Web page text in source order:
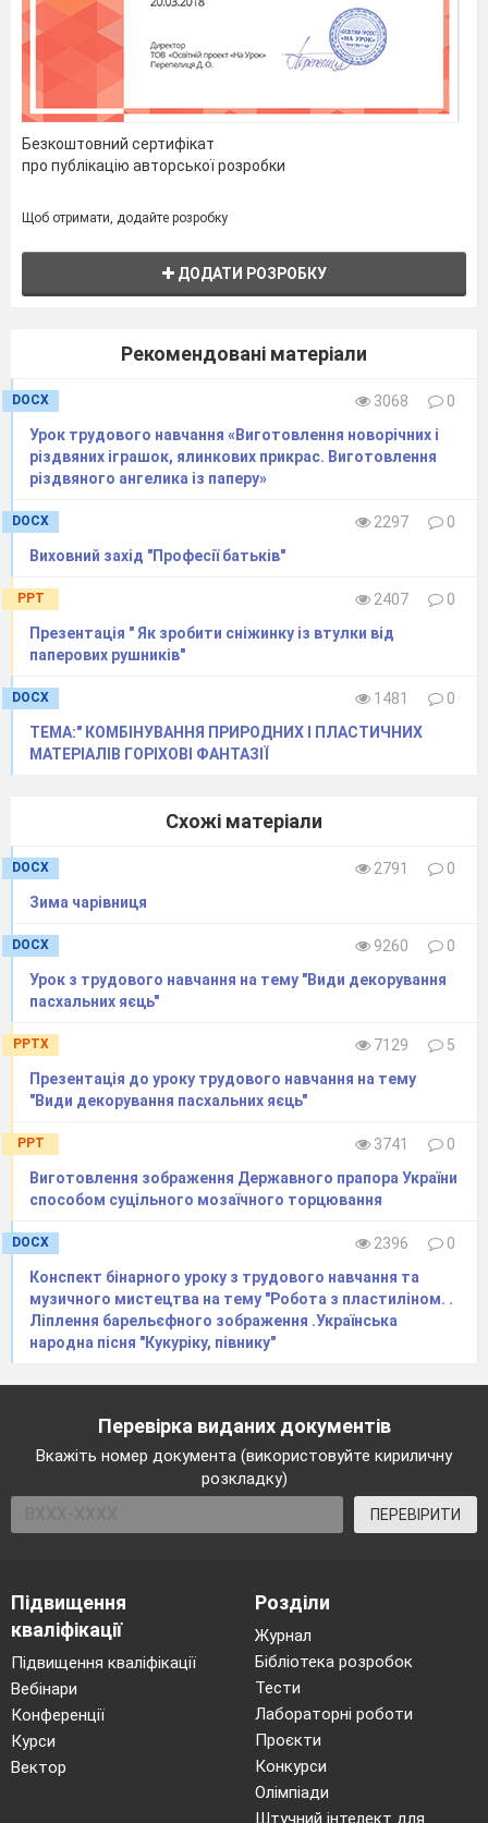
Безкоштовний сертифікат
про публікацію авторської розробки
Щоб отримати, додайте розробку
ДОДАТИ РОЗРОБКУ
Рекомендовані матеріали
DOCX 3068
0
Урок трудового навчання «Виготовлення новорічних і
різдвяних іграшок, ялинкових прикрас. Виготовлення
різдвяного ангелика із паперу»
DOCX 2297
0
Виховний захід "Професії батьків"
PPT 2407
0
Презентація " Як зробити сніжинку із втулки від
паперових рушників"
DOCX 1481
0
ТЕМА:" КОМБІНУВАННЯ ПРИРОДНИХ І ПЛАСТИЧНИХ
МАТЕРІАЛІВ ГОРІХОВІ ФАНТАЗІЇ
Схожі матеріали
DOCX 2791
0
Зима чарівниця
DOCX 9260
0
Урок з трудового навчання на тему "Види декорування
пасхальних яєць"
PPTX 7129
5
Презентація до уроку трудового навчання на тему
"Види декорування пасхальних яєць"
PPT 3741
0
Виготовлення зображення Державного прапора України
способом суцільного мозаїчного торцювання
DOCX 2396
0
Конспект бінарного уроку з трудового навчання та
музичного мистецтва на тему "Робота з пластиліном. .
Ліплення барельєфного зображення .Українська
народна пісня "Кукуріку, півнику"
Перевірка виданих документів
Вкажіть номер документа (використовуйте кириличну
розкладку)
ПЕРЕВІРИТИ
Підвищення
кваліфікації
Підвищення кваліфікації
Вебінари
Конференції
Курси
Вектор
Розділи
Журнал
Бібліотека розробок
Тести
Лабораторні роботи
Проєкти
Конкурси
Олімпіади
Штучний інтелект для